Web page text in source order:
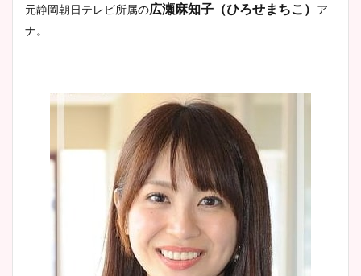
元静岡朝日テレビ所属の広瀬麻知子（ひろせまちこ） ア
ナ。